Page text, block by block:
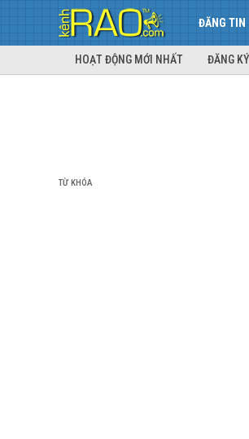
ĐĂNG TIN
HOẠT ĐỘNG MỚI NHẤT ĐĂNG KÝ
TỪ KHÓA